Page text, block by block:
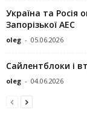
Україна та Росія
Запорізької АЕС
oleg - 05.06.2026
Сайлентблоки і
oleg - 04.06.2026